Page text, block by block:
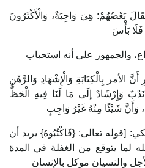
بَعْضُهُمْ: هِيَ وَاجِبَةٌ، وَالْأَكْثَرُونَ
بَأْسَ
والجمهور على أنه استحباب
الأمر بِالْكِتَابَةِ وَالْإِشْهَادِ وَالرَّهْنِ
وَإِرْشَادٌ إلَى مَا لَنَا فِيهِ الْحَظُّ
وَأَنَّ شَيْئًا مِنْهُ غَيْرُ وَاجِبٍ
[قوله تعالى: {فَاكْتُبُوهُ} يريد أن
لما يتوقع من الغفلة في المدة
والنسيان موكل بالإنسان